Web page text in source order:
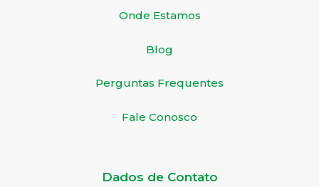
Onde Estamos
Blog
Perguntas Frequentes
Fale Conosco
Dados de Contato